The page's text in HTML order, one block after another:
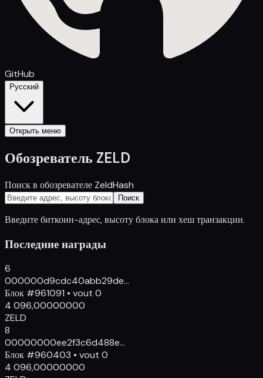
GitHub
Русский
Открыть меню
Обозреватель ZELD
Поиск в обозревателе ZeldHash
Поиск
Введите биткоин-адрес, высоту блока или хеш транзакции.
Последние награды
6
000000d9cdc40abb29de...
Блок #961091 • vout 0
4 096,00000000
ZELD
8
00000000ee2f3c6d488e...
Блок #960403 • vout 0
4 096,00000000